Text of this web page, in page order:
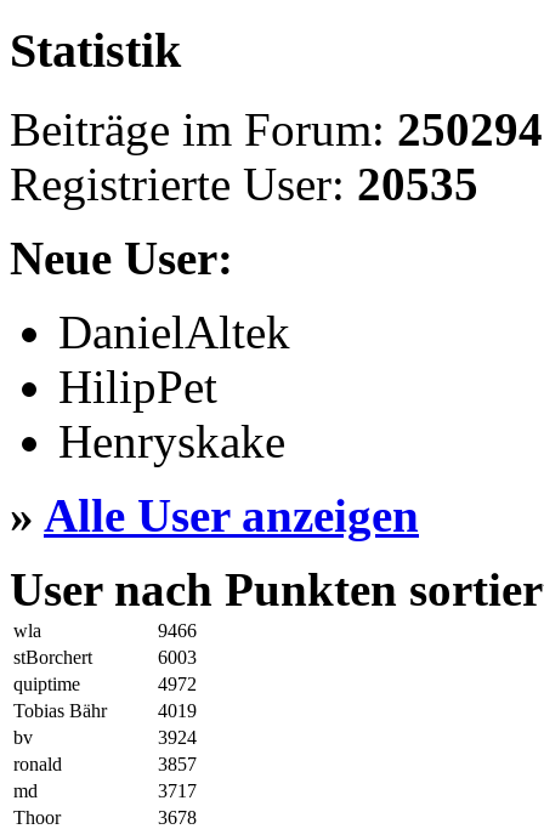
Statistik
Beiträge im Forum: 250294
Registrierte User: 20535
Neue User:
DanielAltek
HilipPet
Henryskake
» Alle User anzeigen
User nach Punkten
wla
9466
stBorchert
6003
quiptime
4972
Tobias Bähr
4019
bv
3924
ronald
3857
md
3717
Thoor
3678